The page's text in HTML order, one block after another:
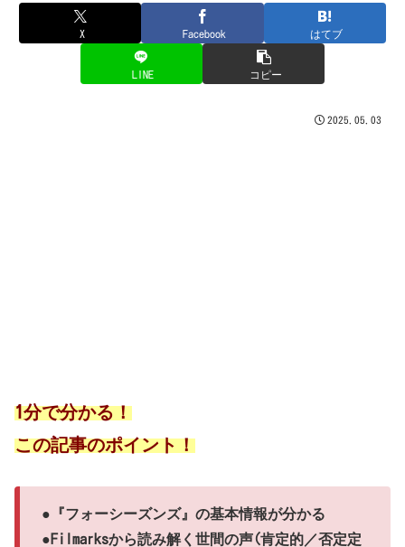
X Facebook はてブ
LINE コピー
2025.05.03
1分で分かる！
この記事のポイント！
●『フォーシーズンズ』の基本情報が分かる
●Filmarksから読み解く世間の声(肯定的／否定定